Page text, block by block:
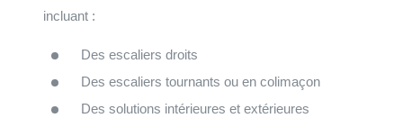
incluant :
Des escaliers droits
Des escaliers tournants ou en colimaçon
Des solutions intérieures et extérieures